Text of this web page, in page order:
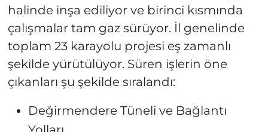
halinde inşa ediliyor ve birinci kısmında
çalışmalar tam gaz sürüyor. İl genelinde
toplam 23 karayolu projesi eş zamanlı
şekilde yürütülüyor. Süren işlerin öne
çıkanları şu şekilde sıralandı:
Değirmendere Tüneli ve Bağlantı